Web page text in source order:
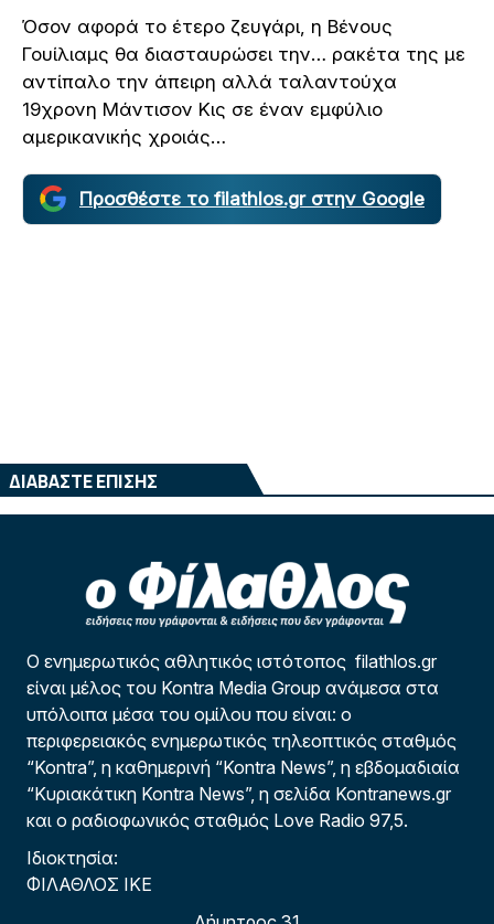
Όσον αφορά το έτερο ζευγάρι, η Βένους
Γουίλιαμς θα διασταυρώσει την… ρακέτα της με
αντίπαλο την άπειρη αλλά ταλαντούχα
19χρονη Μάντισον Κις σε έναν εμφύλιο
αμερικανικής χροιάς…
Προσθέστε το filathlos.gr στην Google
ΔΙΑΒΑΣΤΕ ΕΠΙΣΗΣ
Ο ενημερωτικός αθλητικός ιστότοπος filathlos.gr
είναι μέλος του Kontra Media Group ανάμεσα στα
υπόλοιπα μέσα του ομίλου που είναι: ο
περιφερειακός ενημερωτικός τηλεοπτικός σταθμός
“Kontra”, η καθημερινή “Kontra News”, η εβδομαδιαία
“Κυριακάτικη Kontra News”, η σελίδα Kontranews.gr
και ο ραδιοφωνικός σταθμός Love Radio 97,5.
Ιδιοκτησία:
ΦΙΛΑΘΛΟΣ ΙΚΕ